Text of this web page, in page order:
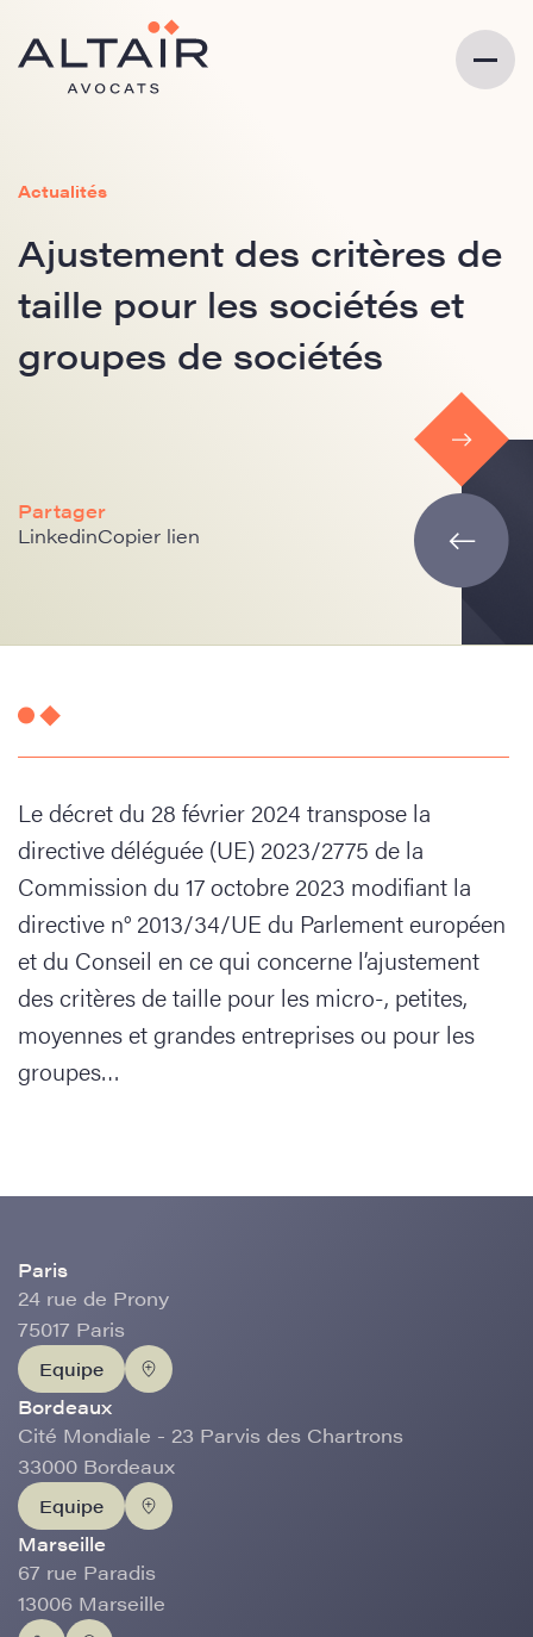
Actualités
Ajustement des critères de
taille pour les sociétés et
groupes de sociétés
Partager
LinkedinCopier lien
Le décret du 28 février 2024 transpose la
directive déléguée (UE) 2023/2775 de la
Commission du 17 octobre 2023 modifiant la
directive n° 2013/34/UE du Parlement européen
et du Conseil en ce qui concerne l’ajustement
des critères de taille pour les micro-, petites,
moyennes et grandes entreprises ou pour les
groupes…
Paris
24 rue de Prony
75017 Paris
Equipe
Bordeaux
Cité Mondiale - 23 Parvis des Chartrons
33000 Bordeaux
Equipe
Marseille
67 rue Paradis
13006 Marseille